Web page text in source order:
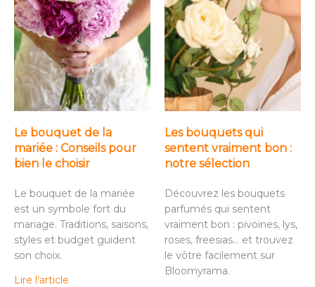
Le bouquet de la
mariée : Conseils pour
bien le choisir
Le bouquet de la mariée
est un symbole fort du
mariage. Traditions, saisons,
styles et budget guident
son choix.
Lire l'article
Les bouquets qui
sentent vraiment bon :
notre sélection
Découvrez les bouquets
parfumés qui sentent
vraiment bon : pivoines, lys,
roses, freesias… et trouvez
le vôtre facilement sur
Bloomyrama.